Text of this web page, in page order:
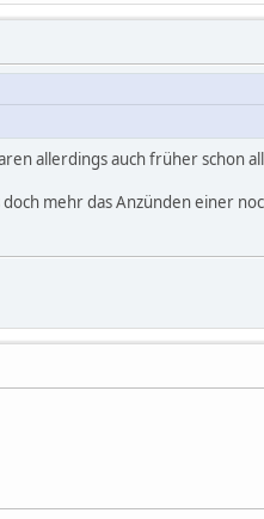
allerdings auch früher schon
mehr das Anzünden einer